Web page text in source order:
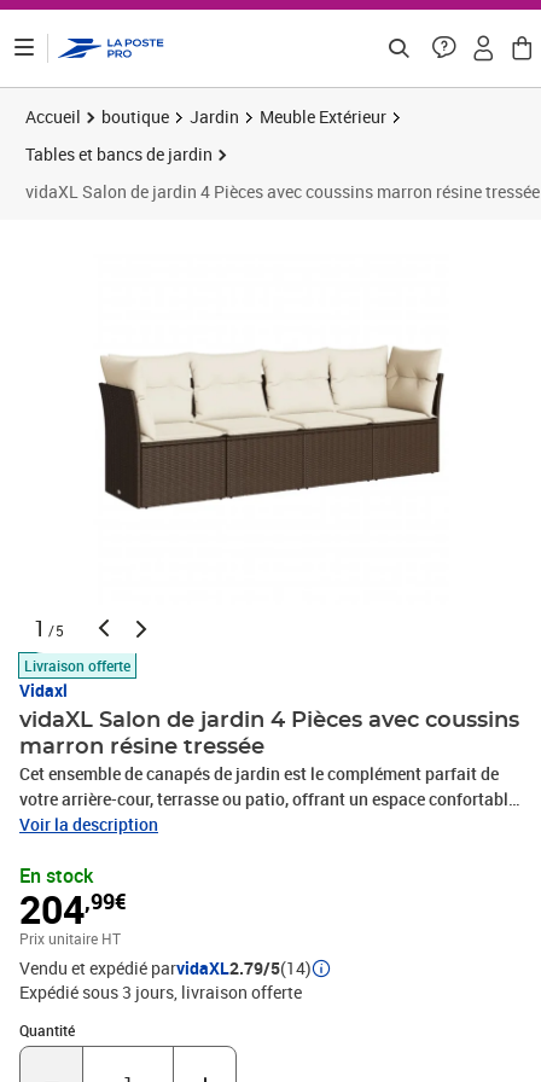
Accueil boutique Jardin
Meuble Extérieur
Tables et bancs de jardin
vidaXL Salon de jardin 4 Pièces avec coussins marron résine tressée
1 /5
Livraison offerte
Vidaxl
vidaXL Salon de jardin 4 Pièces avec coussins
marron résine tressée
Cet ensemble de canapés de jardin est le complément parfait de
votre arrière-cour, terrasse ou patio, offrant un espace confortable
et accueillant pour discuter avec la famille et les amis ou
la résine tressée, également connue sous le nom de poly rotin, est
un matériau synthétique solide et nécessitant peu d'entretien qui
ressemble au rotin naturel. Il est léger, facile à nettoyer et
couramment utilisé pour les meubles d'extérieur en raison de sa
durabilité et de ses propriétés de résistance aux
intempéries.Expérience d'assise confortable : cet ensemble de
meubles d'extérieur, doté de coussins épais, offre une expérience
d'assise confortable.Housse amovible et lavable : ces coussins de
Voir la description
En stock
204,99€
Prix unitaire HT
Vendu et expédié parvidaXL2.79/5(14)
Expédié sous 3 jours livraison offerte
Quantité
Quantité : 1